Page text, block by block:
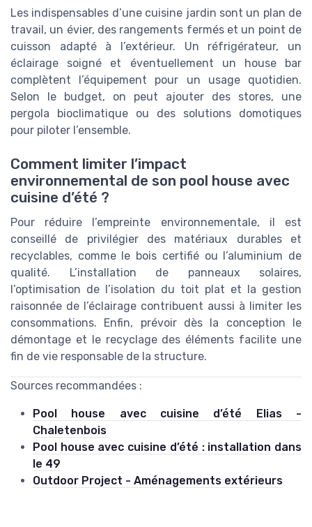
Les indispensables d’une cuisine jardin sont un plan de
travail, un évier, des rangements fermés et un point de
cuisson adapté à l’extérieur. Un réfrigérateur, un
éclairage soigné et éventuellement un house bar
complètent l’équipement pour un usage quotidien.
Selon le budget, on peut ajouter des stores, une
pergola bioclimatique ou des solutions domotiques
pour piloter l’ensemble.
Comment limiter l’impact
environnemental de son pool house avec
cuisine d’été ?
Pour réduire l’empreinte environnementale, il est
conseillé de privilégier des matériaux durables et
recyclables, comme le bois certifié ou l’aluminium de
qualité. L’installation de panneaux solaires,
l’optimisation de l’isolation du toit plat et la gestion
raisonnée de l’éclairage contribuent aussi à limiter les
consommations. Enfin, prévoir dès la conception le
démontage et le recyclage des éléments facilite une
fin de vie responsable de la structure.
Sources recommandées :
Pool house avec cuisine d’été Elias -
Chaletenbois
Pool house avec cuisine d’été : installation dans
le 49
Outdoor Project - Aménagements extérieurs